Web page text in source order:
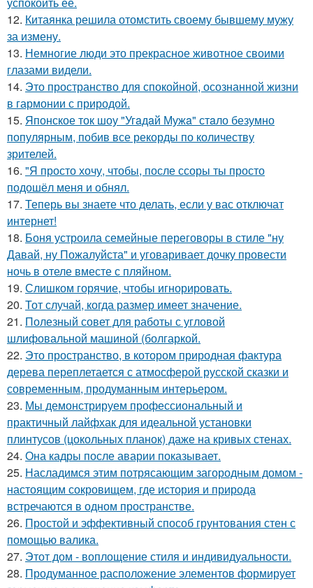
12. Китаянка решила отомстить своему бывшему мужу
за измену.
13. Немногие люди это прекрасное животное своими
глазами видели.
14. Это пространство для спокойной, осознанной жизни
в гармонии с природой.
15. Японское ток шоу "Угaдaй Мужa" стaло безумно
популярным, побив все рекорды по количеству
зрителей.
16. "Я просто хочу, чтобы, после ссоры ты просто
подошёл меня и обнял.
17. Теперь вы знаете что делать, если у вас отключат
интернет!
18. Боня устроила семейные переговоры в стиле "ну
Давай, ну Пожалуйста" и уговаривает дочку провести
ночь в отеле вместе с пляйном.
19. Слишком горячие, чтобы игнорировать.
20. Тот случай, когда размер имеет значение.
21. Полезный совет для работы с угловой
шлифовальной машиной (болгаркой.
22. Это пространство, в котором природная фактура
дерева переплетается с атмосферой русской сказки и
современным, продуманным интерьером.
23. Мы демонстрируем профессиональный и
практичный лайфхак для идеальной установки
плинтусов (цокольных планок) даже на кривых стенах.
24. Она кадры после аварии показывает.
25. Насладимся этим потрясающим загородным домом -
настоящим сокровищем, где история и природа
встречаются в одном пространстве.
26. Простой и эффективный способ грунтования стен с
помощью валика.
27. Этот дом - воплощение стиля и индивидуальности.
28. Продуманное расположение элементов формирует